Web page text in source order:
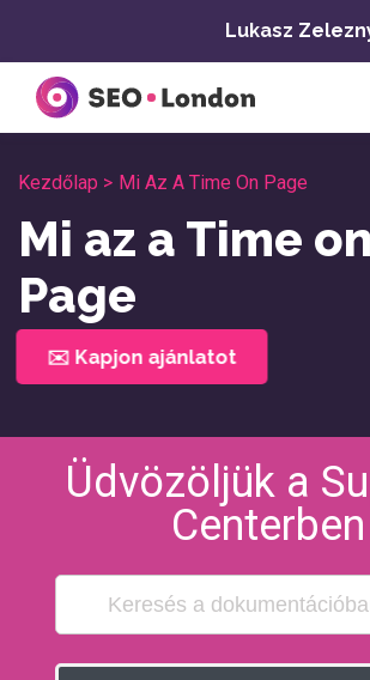
tartalomra
Lukasz
Kezdőlap > Mi Az A Time On Page
Mi az a Time on
Page
✉️ Kapjon ajánlatot
Üdvözöljük a
Centerben